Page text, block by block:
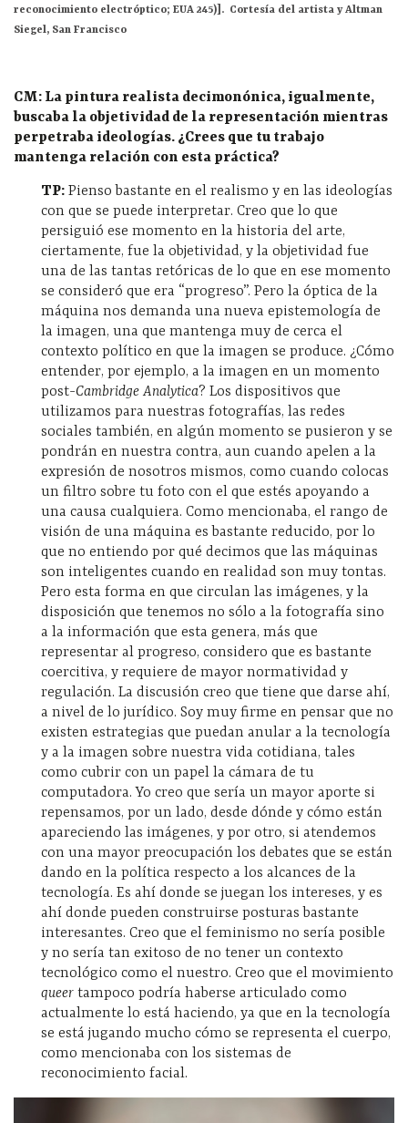
reconocimiento electróptico; EUA 245)]. Cortesía del artista y Altman
Siegel, San Francisco
CM: La pintura realista decimonónica, igualmente,
buscaba la objetividad de la representación mientras
perpetraba ideologías. ¿Crees que tu trabajo
mantenga relación con esta práctica?
TP: Pienso bastante en el realismo y en las ideologías
con que se puede interpretar. Creo que lo que
persiguió ese momento en la historia del arte,
ciertamente, fue la objetividad, y la objetividad fue
una de las tantas retóricas de lo que en ese momento
se consideró que era “progreso”. Pero la óptica de la
máquina nos demanda una nueva epistemología de
la imagen, una que mantenga muy de cerca el
contexto político en que la imagen se produce. ¿Cómo
entender, por ejemplo, a la imagen en un momento
post-Cambridge Analytica? Los dispositivos que
utilizamos para nuestras fotografías, las redes
sociales también, en algún momento se pusieron y se
pondrán en nuestra contra, aun cuando apelen a la
expresión de nosotros mismos, como cuando colocas
un filtro sobre tu foto con el que estés apoyando a
una causa cualquiera. Como mencionaba, el rango de
visión de una máquina es bastante reducido, por lo
que no entiendo por qué decimos que las máquinas
son inteligentes cuando en realidad son muy tontas.
Pero esta forma en que circulan las imágenes, y la
disposición que tenemos no sólo a la fotografía sino
a la información que esta genera, más que
representar al progreso, considero que es bastante
coercitiva, y requiere de mayor normatividad y
regulación. La discusión creo que tiene que darse ahí,
a nivel de lo jurídico. Soy muy firme en pensar que no
existen estrategias que puedan anular a la tecnología
y a la imagen sobre nuestra vida cotidiana, tales
como cubrir con un papel la cámara de tu
computadora. Yo creo que sería un mayor aporte si
repensamos, por un lado, desde dónde y cómo están
apareciendo las imágenes, y por otro, si atendemos
con una mayor preocupación los debates que se están
dando en la política respecto a los alcances de la
tecnología. Es ahí donde se juegan los intereses, y es
ahí donde pueden construirse posturas bastante
interesantes. Creo que el feminismo no sería posible
y no sería tan exitoso de no tener un contexto
tecnológico como el nuestro. Creo que el movimiento
queer tampoco podría haberse articulado como
actualmente lo está haciendo, ya que en la tecnología
se está jugando mucho cómo se representa el cuerpo,
como mencionaba con los sistemas de
reconocimiento facial.